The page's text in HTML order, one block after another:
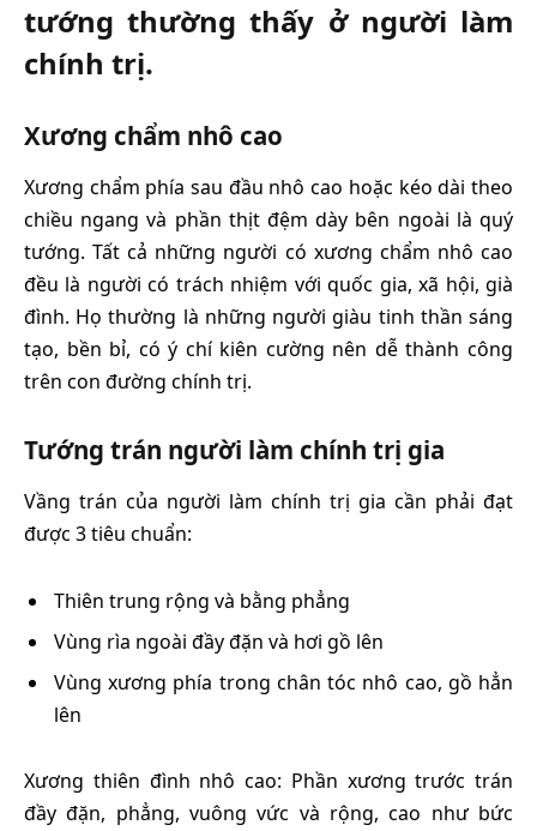
tướng thường thấy ở người làm
chính trị.
Xương chẩm nhô cao
Xương chẩm phía sau đầu nhô cao hoặc kéo dài theo
chiều ngang và phần thịt đệm dày bên ngoài là quý
tướng. Tất cả những người có xương chẩm nhô cao
đều là người có trách nhiệm với quốc gia, xã hội, già
đình. Họ thường là những người giàu tinh thần sáng
tạo, bền bỉ, có ý chí kiên cường nên dễ thành công
trên con đường chính trị.
Tướng trán người làm chính trị gia
Vầng trán của người làm chính trị gia cần phải đạt
được 3 tiêu chuẩn:
Thiên trung rộng và bằng phẳng
Vùng rìa ngoài đầy đặn và hơi gồ lên
Vùng xương phía trong chân tóc nhô cao, gồ hẳn
lên
Xương thiên đình nhô cao: Phần xương trước trán
đầy đặn, phẳng, vuông vức và rộng, cao như bức